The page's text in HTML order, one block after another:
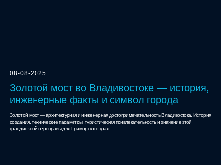
08-08-2025
Золотой мост во Владивостоке — история,
инженерные факты и символ города
Золотой мост — архитектурная и инженерная достопримечательность Владивостока. История
создания, технические параметры, туристическая привлекательность и значение этой
грандиозной переправы для Приморского края.